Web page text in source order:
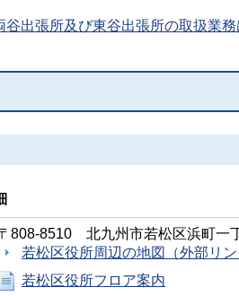
谷出張所及び東谷出張所の取扱業務
808-8510 北九州市若松区浜町一
若松区役所周辺の地図（外部リン
若松区役所フロア案内